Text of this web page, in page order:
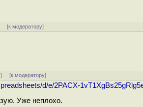
[к модератору]
] [к модератору]
d/e/2PACX-
Уже неплохо.